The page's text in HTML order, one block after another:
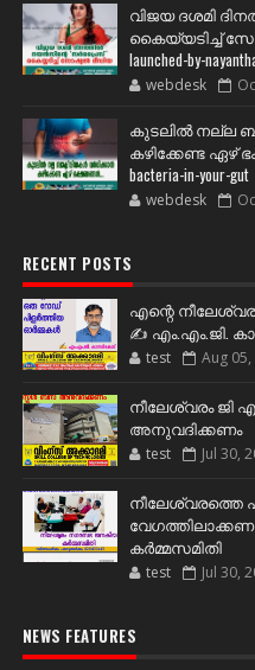
വിജയ ദശമി
കൈയ്യടിച്ച്
launched-by-
webdesk
കുടലിൽ നല്ല
കഴിക്കേണ്ട ഏഴ്
bacteria-in-your-gut
webdesk
RECENT POSTS
എന്റെ
✍️ എം.എം.ജി.
test Aug
നീലേശ്വരം
അനുവദിക്കണം
test Jul 30,
നീലേശ്വരത്തെ
കർമ്മസമിതി
test Jul 30,
NEWS FEATURES